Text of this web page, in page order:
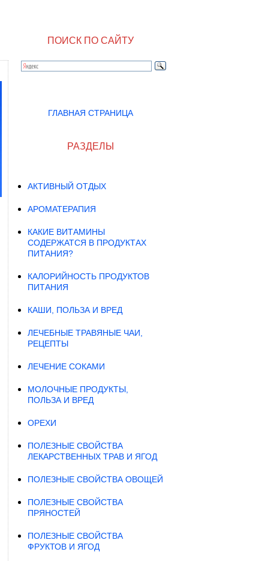
ПОИСК ПО САЙТУ
ГЛАВНАЯ СТРАНИЦА
РАЗДЕЛЫ
АКТИВНЫЙ ОТДЫХ
АРОМАТЕРАПИЯ
КАКИЕ ВИТАМИНЫ
СОДЕРЖАТСЯ В ПРОДУКТАХ
ПИТАНИЯ?
КАЛОРИЙНОСТЬ ПРОДУКТОВ
ПИТАНИЯ
КАШИ, ПОЛЬЗА И ВРЕД
ЛЕЧЕБНЫЕ ТРАВЯНЫЕ ЧАИ,
РЕЦЕПТЫ
ЛЕЧЕНИЕ СОКАМИ
МОЛОЧНЫЕ ПРОДУКТЫ,
ПОЛЬЗА И ВРЕД
ОРЕХИ
ПОЛЕЗНЫЕ СВОЙСТВА
ЛЕКАРСТВЕННЫХ ТРАВ И ЯГОД
ПОЛЕЗНЫЕ СВОЙСТВА ОВОЩЕЙ
ПОЛЕЗНЫЕ СВОЙСТВА
ПРЯНОСТЕЙ
ПОЛЕЗНЫЕ СВОЙСТВА
ФРУКТОВ И ЯГОД